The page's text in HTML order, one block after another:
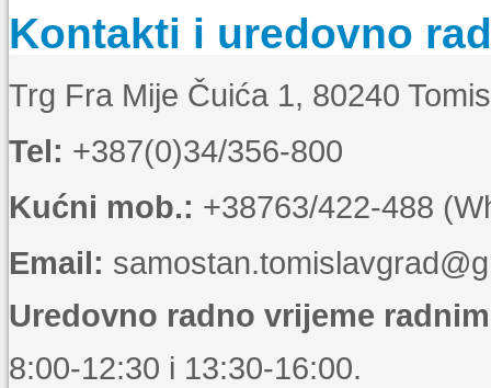
Kontakti i uredovno
Trg Fra Mije Čuića 1, 80240
Tel: +387(0)34/356-800
Kućni mob.: +38763/422-488
Email:
Uredovno radno vrijeme
8:00-12:30 i 13:30-16:00.